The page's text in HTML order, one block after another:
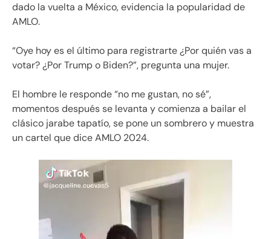
dado la vuelta a México, evidencia la popularidad de
AMLO.
“Oye hoy es el último para registrarte ¿Por quién vas a
votar? ¿Por Trump o Biden?”, pregunta una mujer.
El hombre le responde “no me gustan, no sé”,
momentos después se levanta y comienza a bailar el
clásico jarabe tapatío, se pone un sombrero y muestra
un cartel que dice AMLO 2024.
Reproductor
de